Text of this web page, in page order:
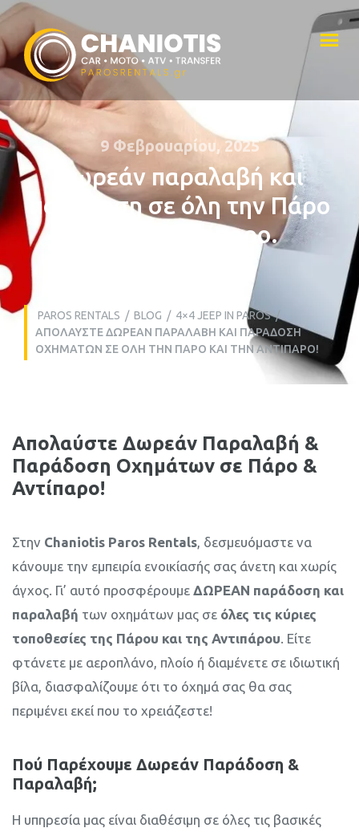
9 Φεβρουαρίου, 2025
Δωρεάν παραλαβή και
παράδοση σε όλη την Πάρο
και την Αντίπαρο.
PAROS RENTALS / BLOG / 4×4 JEEP IN PAROS/
ΑΠΟΛΑΎΣΤΕ ΔΩΡΕΆΝ ΠΑΡΑΛΑΒΉ ΚΑΙ ΠΑΡΆΔΟΣΗ
ΟΧΗΜΆΤΩΝ ΣΕ ΌΛΗ ΤΗΝ ΠΆΡΟ ΚΑΙ ΤΗΝ ΑΝΤΊΠΑΡΟ!
Απολαύστε Δωρεάν Παραλαβή &
Παράδοση Οχημάτων σε Πάρο &
Αντίπαρο!
Στην Chaniotis Paros Rentals, δεσμευόμαστε να
κάνουμε την εμπειρία ενοικίασής σας άνετη και χωρίς
άγχος. Γι’ αυτό προσφέρουμε ΔΩΡΕΑΝ παράδοση και
παραλαβή των οχημάτων μας σε όλες τις κύριες
τοποθεσίες της Πάρου και της Αντιπάρου. Είτε
φτάνετε με αεροπλάνο, πλοίο ή διαμένετε σε ιδιωτική
βίλα, διασφαλίζουμε ότι το όχημά σας θα σας
περιμένει εκεί που το χρειάζεστε!
Πού Παρέχουμε Δωρεάν Παράδοση &
Παραλαβή;
Η υπηρεσία μας είναι διαθέσιμη σε όλες τις βασικές